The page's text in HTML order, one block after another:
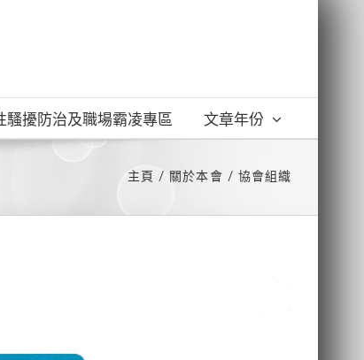
騷擾防治及職場霸凌專區 文章年份
主頁 關於本會 協會組織